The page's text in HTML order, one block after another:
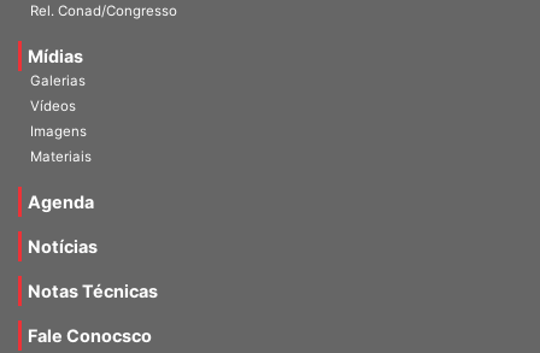
Notas Políticas
Mídias
Galerias
Vídeos
Imagens